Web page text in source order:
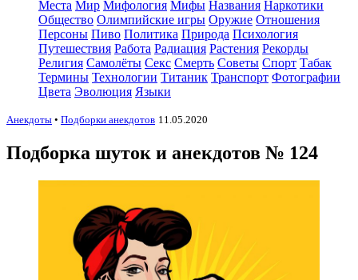
Места Мир Мифология Мифы Названия Наркотики
Общество Олимпийские игры Оружие Отношения
Персоны Пиво Политика Природа Психология
Путешествия Работа Радиация Растения Рекорды
Религия Самолёты Секс Смерть Советы Спорт Табак
Термины Технологии Титаник Транспорт Фотографии
Цвета Эволюция Языки
Анекдоты • Подборки анекдотов 11.05.2020
Подборка шуток и анекдотов № 124